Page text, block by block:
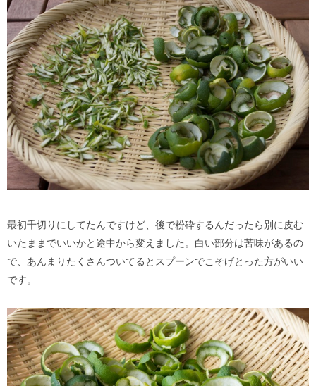
最初千切りにしてたんですけど、後で粉砕するんだったら別に皮む
いたままでいいかと途中から変えました。白い部分は苦味があるの
で、あんまりたくさんついてるとスプーンでこそげとった方がいい
です。